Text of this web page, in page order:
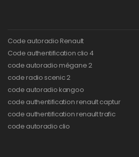
Code autoradio Renault
Code authentification clio 4
code autoradio mégane 2
code radio scenic 2
code autoradio kangoo
code authentification renault captur
code authentification renault trafic
code autoradio clio